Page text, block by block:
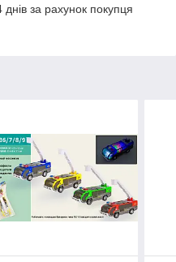
за рахунок покупця